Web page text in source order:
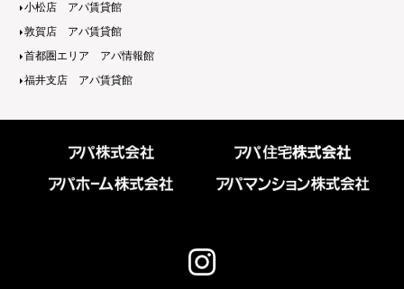
小松店 アパ賃貸館
敦賀店 アパ賃貸館
首都圏エリア アパ情報館
福井支店 アパ賃貸館